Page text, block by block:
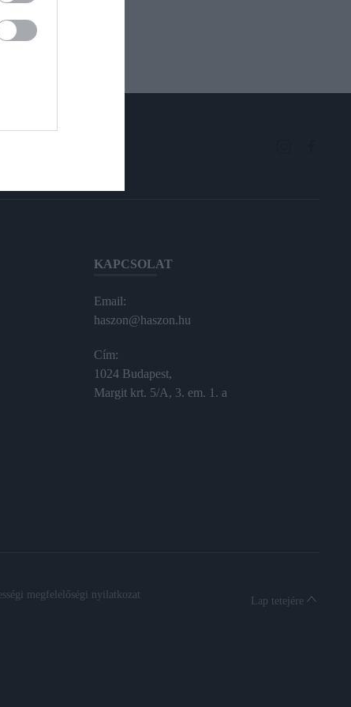
KAPCSOLAT
Email:
haszon@haszon.hu
Cím:
1024 Budapest,
Margit krt. 5/A, 3. em. 1. a
megfelelőségi nyilatkozat
Lap tetejére